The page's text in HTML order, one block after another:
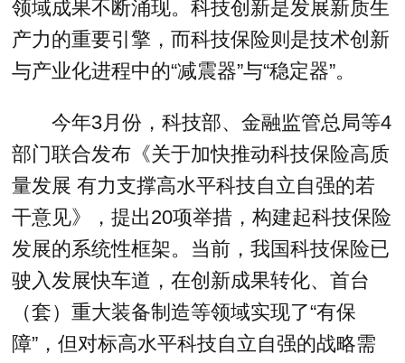
领域成果不断涌现。科技创新是发展新质生
产力的重要引擎，而科技保险则是技术创新
与产业化进程中的“减震器”与“稳定器”。
今年3月份，科技部、金融监管总局等4
部门联合发布《关于加快推动科技保险高质
量发展 有力支撑高水平科技自立自强的若
干意见》，提出20项举措，构建起科技保险
发展的系统性框架。当前，我国科技保险已
驶入发展快车道，在创新成果转化、首台
（套）重大装备制造等领域实现了“有保
障”，但对标高水平科技自立自强的战略需